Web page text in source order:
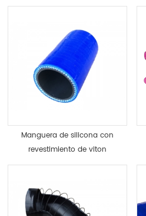
Manguera de silicona con
revestimiento de viton
Manguera de celda de